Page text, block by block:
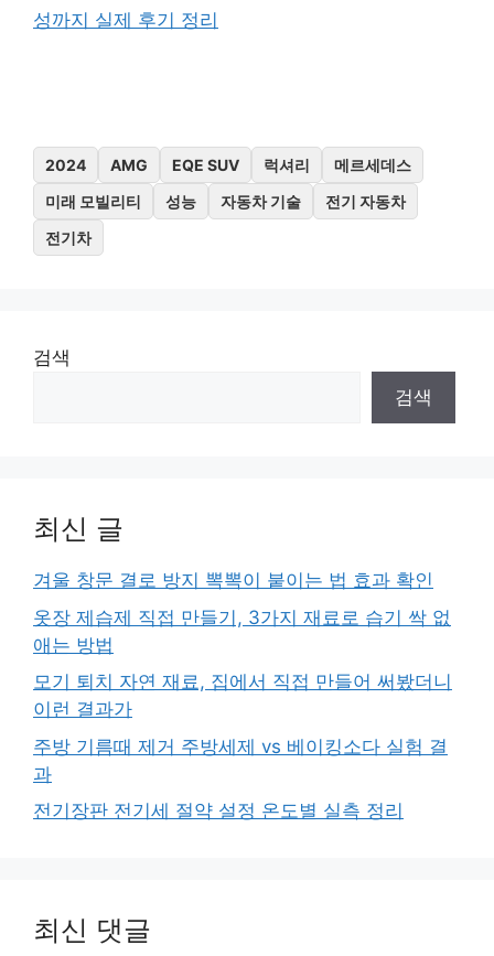
성까지 실제 후기 정리
2024 AMG EQE SUV 럭셔리
메르세데스
미래 모빌리티
성능 자동차 기술
전기 자동차
전기차
검색
검색
최신 글
겨울 창문 결로 방지 뽁뽁이 붙이는 법 효과 확인
옷장 제습제 직접 만들기, 3가지 재료로 습기 싹 없
애는 방법
모기 퇴치 자연 재료, 집에서 직접 만들어 써봤더니
이런 결과가
주방 기름때 제거 주방세제 vs 베이킹소다 실험 결
과
전기장판 전기세 절약 설정 온도별 실측 정리
최신 댓글